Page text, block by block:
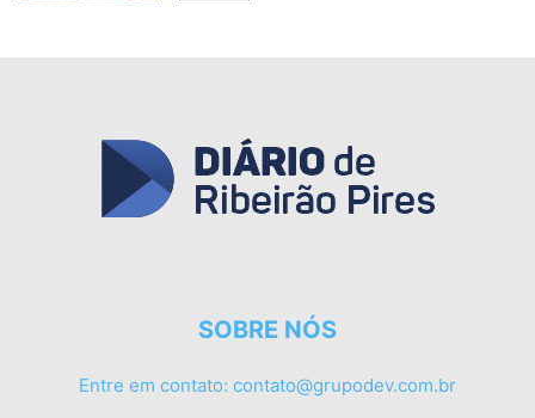
SOBRE NÓS
Entre em contato: contato@grupodev.com.br